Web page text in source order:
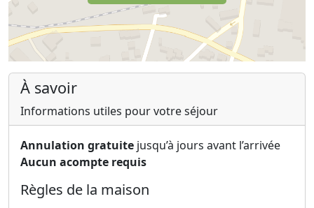
À savoir
Informations utiles pour votre séjour
Annulation gratuite jusqu’à jours avant l’arrivée
Aucun acompte requis
Règles de la maison